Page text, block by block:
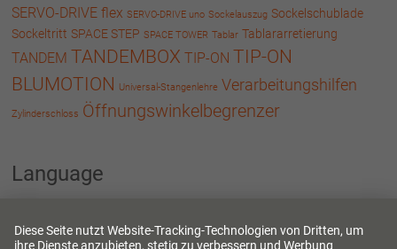
SERVO-DRIVE flex SERVO-DRIVE uno Sockelauszug Sockelschublade
Sockeltritt SPACE STEP SPACE TOWER Tablar Tablararretierung
TANDEM TANDEMBOX TIP-ON TIP-ON
BLUMOTION Universal-Stangenlehre Verarbeitungshilfen
Zylinderschloss Öffnungswinkelbegrenzer
Language
English